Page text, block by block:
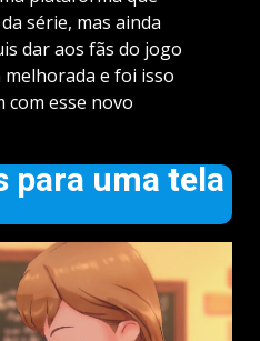
série, mas ainda
dar aos fãs do jogo
e foi isso
com esse novo
para uma tela